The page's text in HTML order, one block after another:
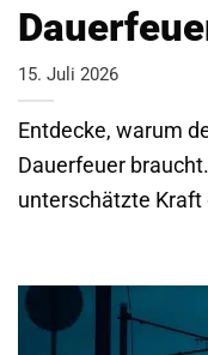
15. Juli 2026
Entdecke, warum
Dauerfeuer
unterschätzte Kraft